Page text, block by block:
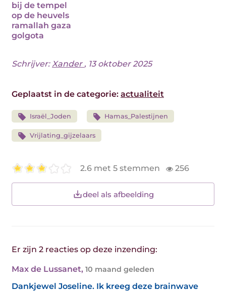
bij de tempel
op de heuvels
ramallah gaza
golgota
Schrijver:Xander , 13 oktober 2025
Geplaatst in de categorie: actualiteit
Israël_Joden Hamas_Palestijnen
Vrijlating_gijzelaars
2.6 met 5 stemmen 256
deel als afbeelding
Er zijn 2 reacties op deze inzending:
Max de Lussanet, 10 maand geleden
Dankjewel Joseline. Ik kreeg deze brainwave